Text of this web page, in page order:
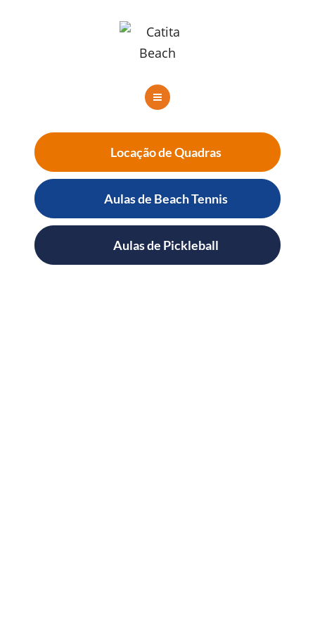
QUEM SOMOS
SERVIÇOS
CONTATO
Locação de Quadras
Aulas de Beach Tennis
Aulas de Pickleball